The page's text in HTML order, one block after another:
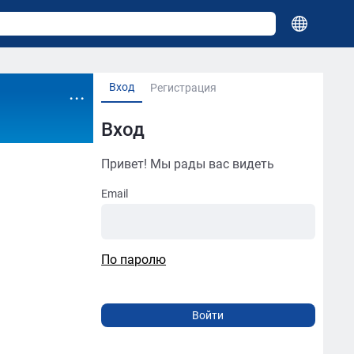
Вход Регистрация
Вход
Привет! Мы рады вас видеть
Email
По паролю
...